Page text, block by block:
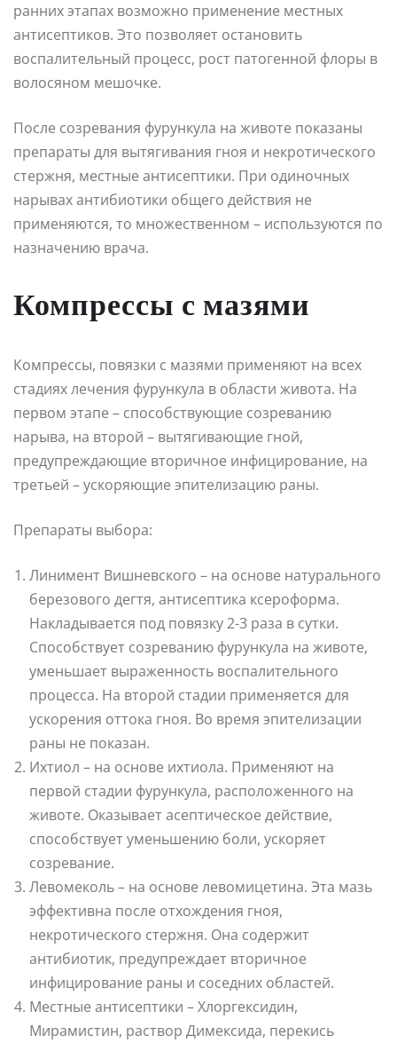
ранних этапах возможно применение местных
антисептиков. Это позволяет остановить
воспалительный процесс, рост патогенной флоры в
волосяном мешочке.
После созревания фурункула на животе показаны
препараты для вытягивания гноя и некротического
стержня, местные антисептики. При одиночных
нарывах антибиотики общего действия не
применяются, то множественном – используются по
назначению врача.
Компрессы с мазями
Компрессы, повязки с мазями применяют на всех
стадиях лечения фурункула в области живота. На
первом этапе – способствующие созреванию
нарыва, на второй – вытягивающие гной,
предупреждающие вторичное инфицирование, на
третьей – ускоряющие эпителизацию раны.
Препараты выбора:
Линимент Вишневского – на основе натурального
березового дегтя, антисептика ксероформа.
Накладывается под повязку 2-3 раза в сутки.
Способствует созреванию фурункула на животе,
уменьшает выраженность воспалительного
процесса. На второй стадии применяется для
ускорения оттока гноя. Во время эпителизации
раны не показан.
Ихтиол – на основе ихтиола. Применяют на
первой стадии фурункула, расположенного на
животе. Оказывает асептическое действие,
способствует уменьшению боли, ускоряет
созревание.
Левомеколь – на основе левомицетина. Эта мазь
эффективна после отхождения гноя,
некротического стержня. Она содержит
антибиотик, предупреждает вторичное
инфицирование раны и соседних областей.
Местные антисептики – Хлоргексидин,
Мирамистин, раствор Димексида, перекись